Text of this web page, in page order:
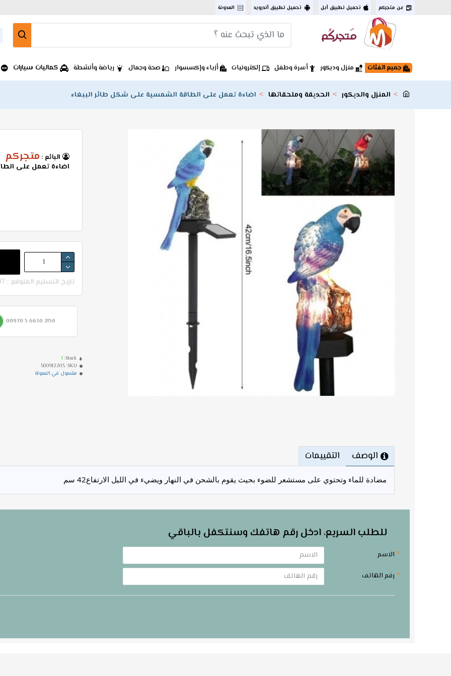
عن متجركم تحميل تطبيق أبل تحميل تطبيق أندرويد المدونة
جميع الفئات منزل وديكور أسرة وطفل إلكترونيات أزياء وإكسسوار صحة وجمال رياضة وأنشطة كماليات سيارات
المنزل والديكور الحديقة وملحقاتها اضاءة تعمل على الطاقة الشمسية على شكل طائر الببغاء
البائع : متجركم
اضاءة تعمل على
Stock:
1
SKU:
500912205
مشمول في العمولة
تاريخ التسليم المتوقع : 07-08 - 11-08
00970 5 6630 2150
الوصف التقييمات
مضادة للماء وتحتوي على مستشعر للضوء بحيث يقوم بالشحن في النهار ويضيء في الليل الارتفاع42 سم
للطلب السريع، ادخل رقم هاتفك وسنتكفل بالباقي
الاسم
رقم الهاتف